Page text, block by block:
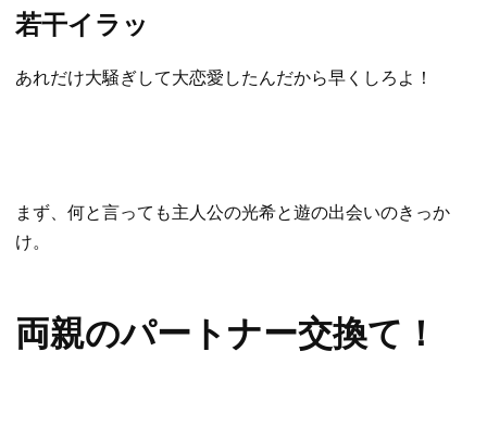
若干イラッ
あれだけ大騒ぎして大恋愛したんだから早くしろよ！
まず、何と言っても主人公の光希と遊の出会いのきっか
け。
両親のパートナー交換て！